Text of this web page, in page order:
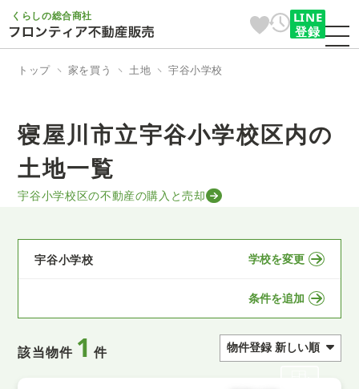
くらしの総合商社
LINE
登録
トップ 家を買う 土地 宇谷小学校
寝屋川市立宇谷小学校区内の
土地一覧
宇谷小学校区の不動産の購入と売却
宇谷小学校 学校を変更
条件を追加
該当物件 1 件